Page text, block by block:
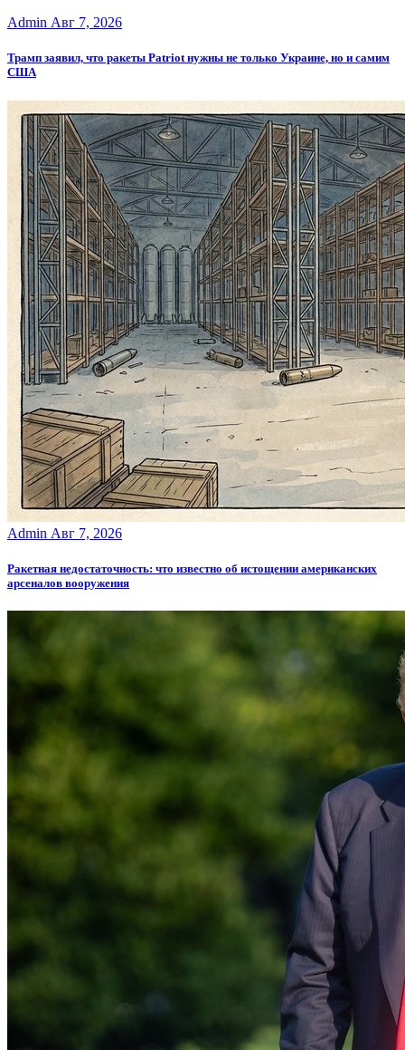
Admin Авг 7, 2026
Трамп заявил, что ракеты Patriot нужны не только Украине, но и самим
США
Admin Авг 7, 2026
Ракетная недостаточность: что известно об истощении американских
арсеналов вооружения